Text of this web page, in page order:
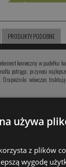
PRODUKTY PODOBNE
konieczny w pudełku
pstrąga, przynosi
wówczas
uniwersalnym.
w Kwisie i Bobrze. Pstrążek
tzw. akcji ogonowej.
z nurtem oraz z nurtem
ofertę, w której zebraliśmy
używa
z plików
wygodę